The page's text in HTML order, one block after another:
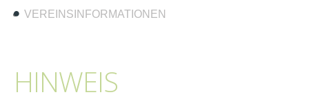
VEREINSINFORMATIONEN
HINWEIS